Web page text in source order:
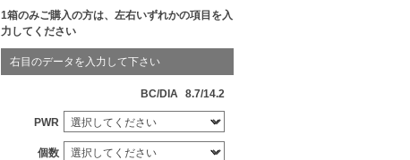
1箱のみご購入の方は、左右いずれかの項目を入
力してください
右目のデータを入力して下さい
BC/DIA 8.7/14.2
PWR
個数